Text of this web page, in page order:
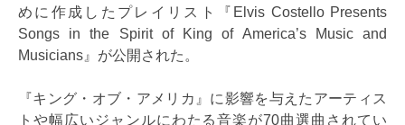
めに作成したプレイリスト『Elvis Costello Presents
Songs in the Spirit of King of America’s Music and
Musicians』が公開された。
『キング・オブ・アメリカ』に影響を与えたアーティス
トや幅広いジャンルにわたる音楽が70曲選曲されてい